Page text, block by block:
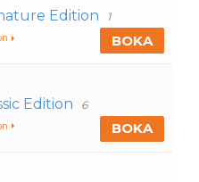
Edition
1
BOKA
Edition
6
BOKA